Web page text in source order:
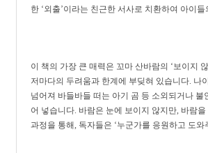
한 ‘외출’이라는 친근한 서사로 치환하여 아이
이 책의 가장 큰 매력은 꼬마 산바람의 ‘보이지
저마다의 두려움과 한계에 부딪혀 있습니다. 나
넘어져 바들바들 떠는 아기 곰 등 소외되거나
어 넣습니다. 바람은 눈에 보이지 않지만, 바람
과정을 통해, 독자들은 ‘누군가를 응원하고 도